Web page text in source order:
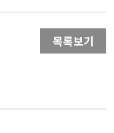
목록보기